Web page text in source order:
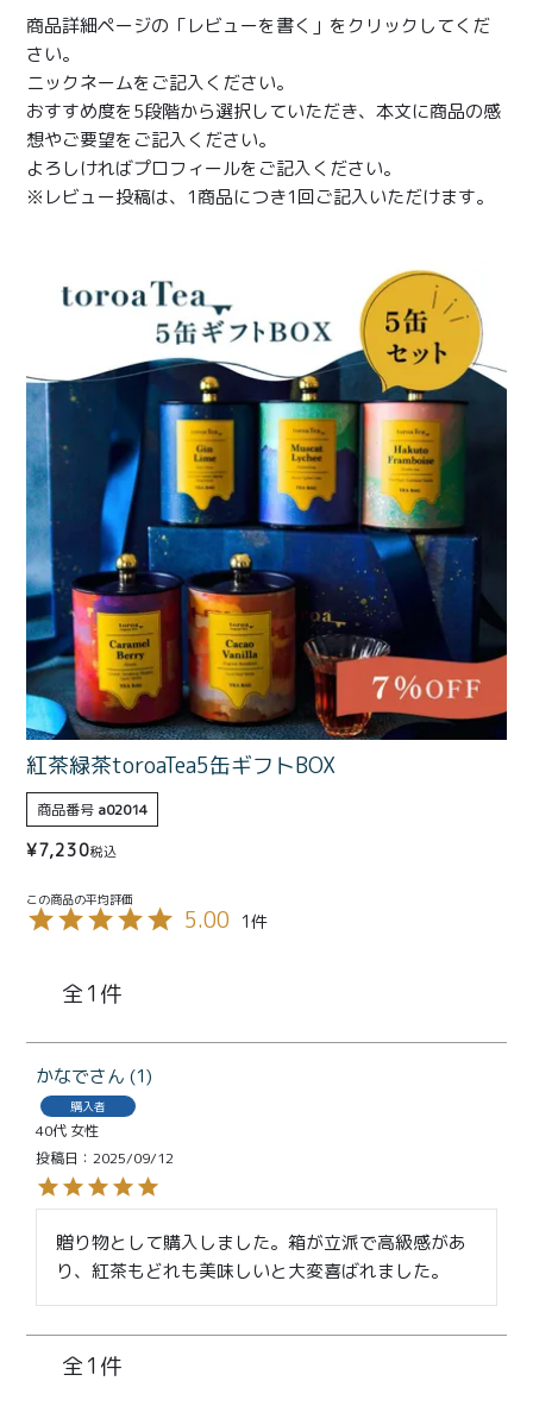
お中元
メルマガ会員様限定
とろ生シュー
クッキー缶
紅茶toroaTeaギフト
お誕生日セット
季節限定
価格別
¥2,000〜¥3,999
¥6,000〜
¥4,000〜¥5,999
TOP
読みもの
会社概要
お問い合わせ
商品
メンバー特典
ご利用ガイド
プライバシーポリシー
特定商取引法に基づく表記
商品詳細ページの「レビューを書く」をクリックしてくだ
さい。
ニックネームをご記入ください。
おすすめ度を5段階から選択していただき、本文に商品の感
想やご要望をご記入ください。
よろしければプロフィールをご記入ください。
※レビュー投稿は、1商品につき1回ご記入いただけます。
紅茶緑茶toroaTea5缶ギフトBOX
商品番号 a02014
¥7,230税込
5.00 1
1
かなで 1
購入者
40代 女性
投稿日
2025/09/12
贈り物として購入しました。箱が立派で高級感があ
り、紅茶もどれも美味しいと大変喜ばれました。
1